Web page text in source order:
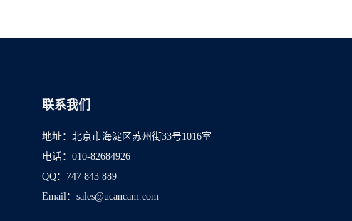
联系我们
地址：北京市海淀区苏州街33号1016室
电话：010-82684926
QQ：747 843 889
Email：sales@ucancam.com